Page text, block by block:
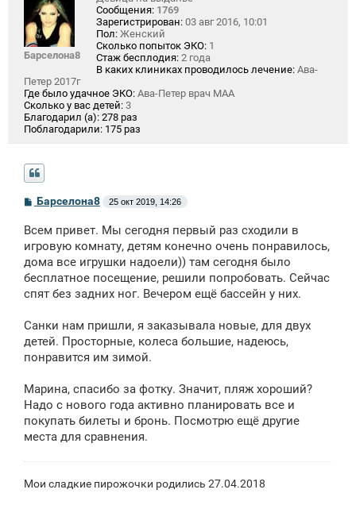
Барселона8
Сообщения: 1769
Зарегистрирован: 03 авг 2016, 10:01
Пол: Женский
Сколько попыток ЭКО: 1
Стаж бесплодия: 2 года
В каких клиниках проводилось лечение: Ава-
Петер 2017г
Где было удачное ЭКО: Ава-Петер врач МАА
Сколько у вас детей: 3
Благодарил (а): 278 раз
Поблагодарили: 175 раз
С
о
б
щ
е
н
и
Барселона8 25 окт 2019, 14:26
Всем привет. Мы сегодня первый раз сходили в
игровую комнату, детям конечно очень понравилось,
дома все игрушки надоели)) там сегодня было
бесплатное посещение, решили попробовать. Сейчас
спят без задних ног. Вечером ещё бассейн у них.
Санки нам пришли, я заказывала новые, для двух
детей. Просторные, колеса большие, надеюсь,
понравится им зимой.
Марина, спасибо за фотку. Значит, пляж хороший?
Надо с нового года активно планировать все и
покупать билеты и бронь. Посмотрю ещё другие
места для сравнения.
Мои сладкие пирожочки родились 27.04.2018